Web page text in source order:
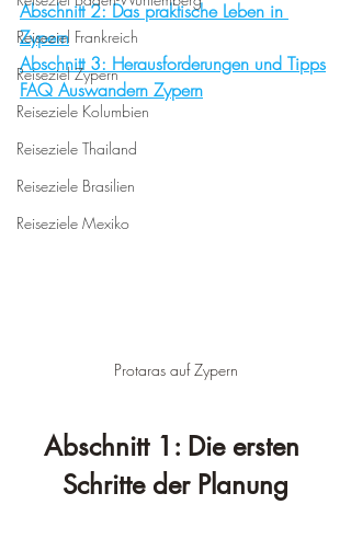
Reiseziel Frankreich
Reiseziel Zypern
Reiseziele Kolumbien
Reiseziele Thailand
Reiseziele Brasilien
Reiseziele Mexiko
Abschnitt 2: Das praktische Leben in
Zypern
Abschnitt 3: Herausforderungen und Tipps
FAQ Auswandern Zypern
Protaras auf Zypern
Abschnitt 1: Die ersten
Schritte der Planung